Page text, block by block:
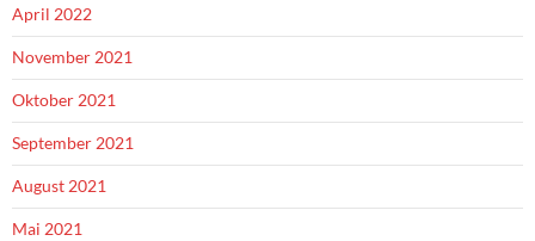
April 2022
November 2021
Oktober 2021
September 2021
August 2021
Mai 2021